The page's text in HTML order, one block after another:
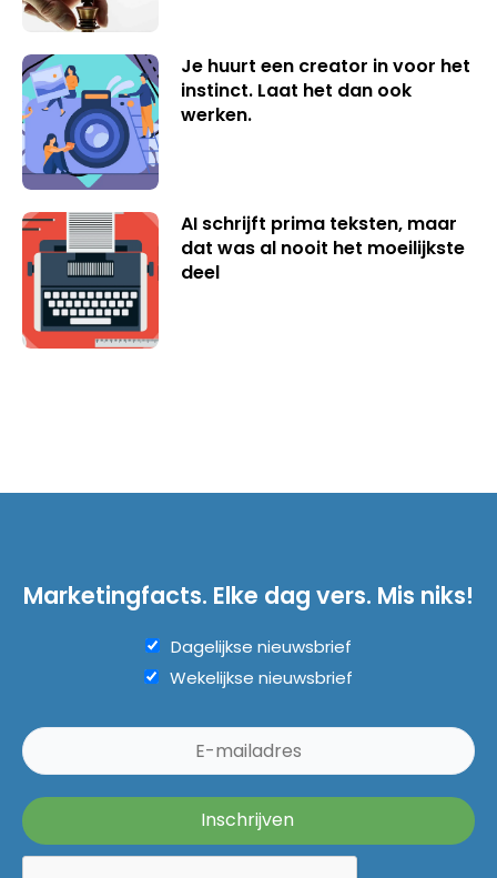
Je huurt een creator in voor het
instinct. Laat het dan ook
werken.
AI schrijft prima teksten, maar
dat was al nooit het moeilijkste
deel
Marketingfacts. Elke dag vers. Mis niks!
Dagelijkse nieuwsbrief
Wekelijkse nieuwsbrief